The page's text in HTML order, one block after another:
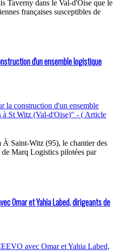
Taverny dans le Val-d'Oise que le
françaises susceptibles de
d'un ensemble logistique
Saint-Witz (95), le chantier des
Marq Logistics pilotées par
Omar et Yahia Labed, dirigeants de